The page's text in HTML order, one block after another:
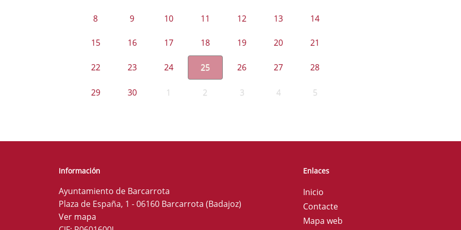
8 9 10 11 12 13 14
15 16 17 18 19 20 21
22 23 24 25 26 27 28
29 30 1 2 3 4 5
Información
Ayuntamiento de Barcarrota
Plaza de España, 1 - 06160 Barcarrota (Badajoz)
Ver mapa
Enlaces
Inicio
Contacte
Mapa web